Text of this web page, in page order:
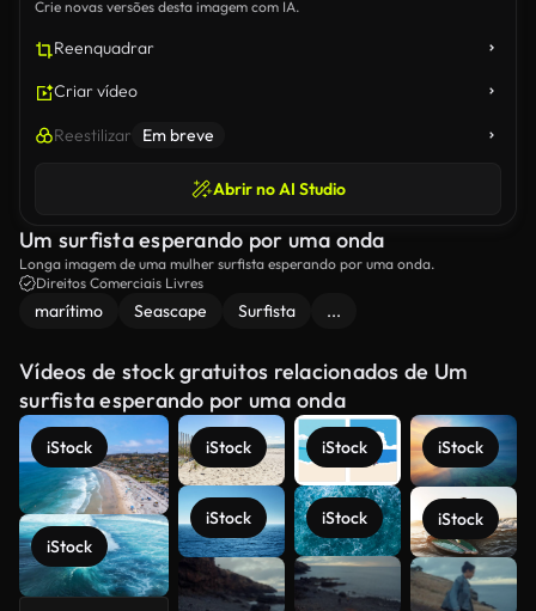
Crie novas versões desta imagem com IA.
Reenquadrar
Criar vídeo
Reestilizar Em breve
Abrir no AI Studio
Um surfista esperando por uma onda
Longa imagem de uma mulher surfista esperando por uma onda.
Direitos Comerciais Livres
marítimo Seascape Surfista ...
Vídeos de stock gratuitos relacionados de Um
surfista esperando por uma onda
iStock
iStock
iStock
iStock
iStock
iStock
iStock
iStock
Veja mais